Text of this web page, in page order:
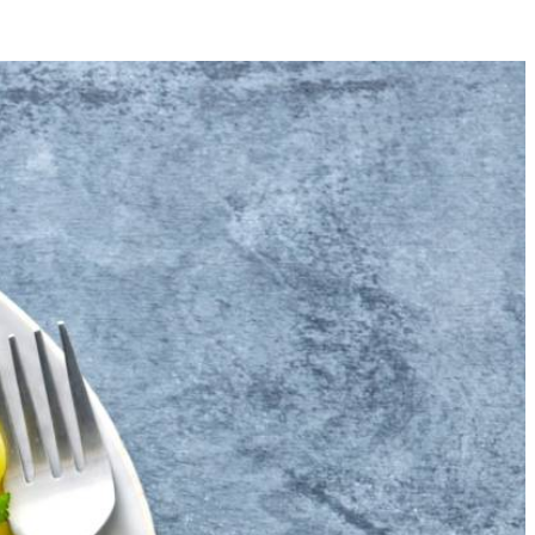
4
in stukken van 2 cm.
en eventueel zout en schep om. Stort de ricotta naast de groenten
met de munt. Verdeel de ricotta in stukken erover en serveer de
de pepers in de lengte en verwijder met een scherp mesje de